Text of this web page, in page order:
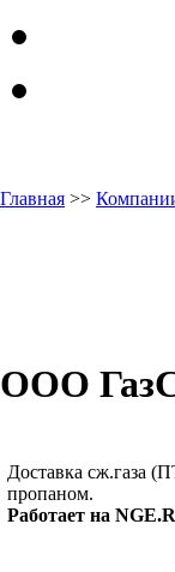
Главная >>
ООО
Доставка сж.газа
пропаном.
Работает на